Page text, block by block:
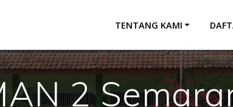
TENTANG KAMI
2